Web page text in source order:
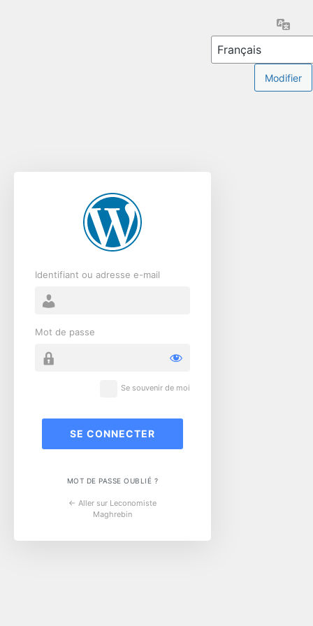
Identifiant ou adresse e-mail
Mot de passe
Se souvenir de moi
MOT DE PASSE OUBLIÉ ?
← Aller sur Leconomiste
Maghrebin